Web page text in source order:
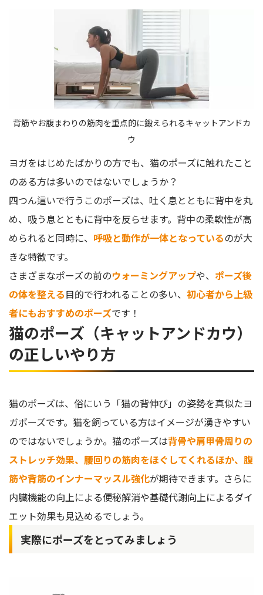
背筋やお腹まわりの筋肉を重点的に鍛えられるキャットアンドカ
ウ
ヨガをはじめたばかりの方でも、猫のポーズに触れたこと
のある方は多いのではないでしょうか？
四つん這いで行うこのポーズは、吐く息とともに背中を丸
め、吸う息とともに背中を反らせます。背中の柔軟性が高
められると同時に、 呼吸と動作が一体となっているのが大
きな特徴です。
さまざまなポーズの前のウォーミングアップや、 ポーズ後
の体を整える目的で行われることの多い、 初心者から上級
者にもおすすめのポーズです！
猫のポーズ（キャットアンドカウ）
の正しいやり方
猫のポーズは、俗にいう「猫の背伸び」の姿勢を真似たヨ
ガポーズです。猫を飼っている方はイメージが湧きやすい
のではないでしょうか。猫のポーズは背骨や肩甲骨周りの
ストレッチ効果、腰回りの筋肉をほぐしてくれるほか、腹
筋や背筋のインナーマッスル強化が期待できます。さらに
内臓機能の向上による便秘解消や基礎代謝向上によるダイ
エット効果も見込めるでしょう。
実際にポーズをとってみましょう